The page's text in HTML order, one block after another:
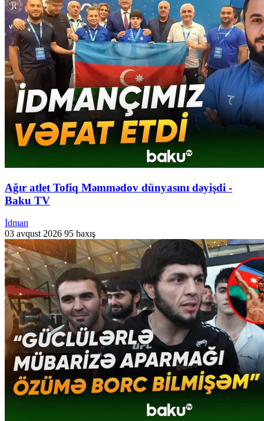
Ağır atlet Tofiq Məmmədov dünyasını dəyişdi -
Baku TV
İdman
03 avqust 2026 95 baxış